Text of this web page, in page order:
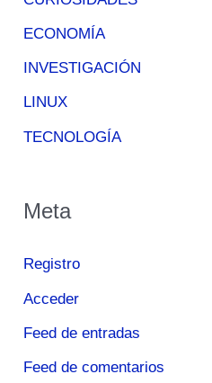
ECONOMÍA
INVESTIGACIÓN
LINUX
TECNOLOGÍA
Meta
Registro
Acceder
Feed de entradas
Feed de comentarios